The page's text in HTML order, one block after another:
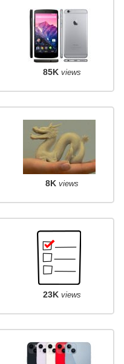
85K views
8K views
23K views